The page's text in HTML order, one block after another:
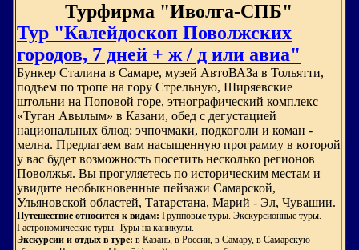
Турфирма "Иволга-СПБ"
Тур "Калейдоскоп Поволжских
городов, 7 дней + ж / д или авиа"
Бункер Сталина в Самаре, музей АвтоВАЗа в Тольятти,
подъем по тропе на гору Стрельную, Ширяевские
штольни на Поповой горе, этнографический комплекс
«Туган Авылым» в Казани, обед с дегустацией
национальных блюд: эчпочмаки, подкоголи и коман -
мелна. Предлагаем вам насыщенную программу в которой
у вас будет возможность посетить несколько регионов
Поволжья. Вы прогуляетесь по историческим местам и
увидите необыкновенные пейзажи Самарской,
Ульяновской областей, Татарстана, Марий - Эл, Чувашии.
Путешествие относится к видам: Групповые туры. Экскурсионные туры.
Гастрономические туры. Туры на каникулы.
Экскурсии и отдых в туре: в Казань, в России, в Самару, в Самарскую